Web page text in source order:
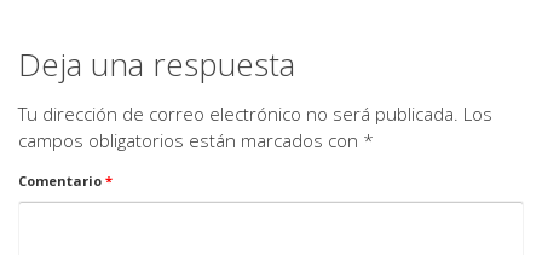
Deja una respuesta
Tu dirección de correo electrónico no será publicada. Los
campos obligatorios están marcados con *
Comentario *